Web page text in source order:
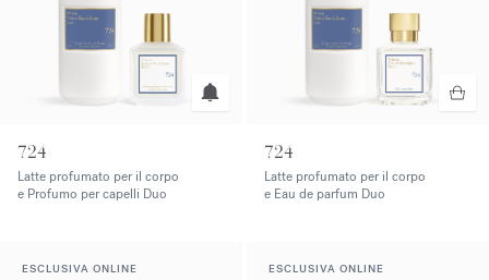
724
Latte profumato per il corpo
e Profumo per capelli Duo
724
Latte profumato per il corpo
e Eau de parfum Duo
ESCLUSIVA ONLINE ESCLUSIVA ONLINE